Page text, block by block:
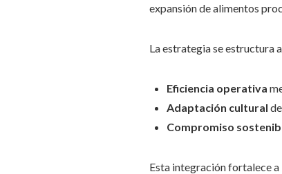
expansión de alimentos
La estrategia se estructura
Eficiencia operativa
Adaptación cultural
Compromiso
Esta integración fortalece a